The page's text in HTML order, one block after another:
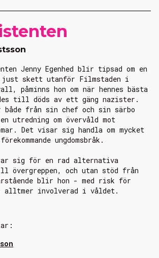
Jenny Egenhed blir tipsad om en
just skett utanför Filmstaden i
påminns hon om när hennes bästa
till döds av ett gäng nazister.
både från sin chef och sin särbo
utredning om övervåld mot
Det visar sig handla om mycket
ungdomsbråk.
sig för en rad alternativa
och utan stöd från
blir hon - med risk för
involverad i våldet.